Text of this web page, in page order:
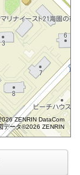
ZENRIN DataCom
データ©2026 ZENRIN